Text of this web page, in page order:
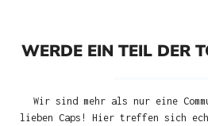
WERDE EIN TEIL DER
Wir sind mehr als nur eine
lieben Caps! Hier treffen sich